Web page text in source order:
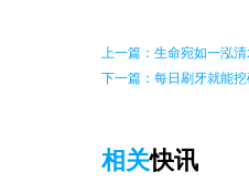
上一篇：生命宛如一泓
下一篇：每日刷牙就能
相关快讯